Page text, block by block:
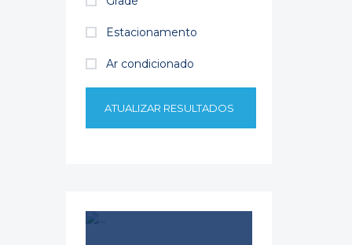
Estacionamento
Ar condicionado
ATUALIZAR RESULTADOS